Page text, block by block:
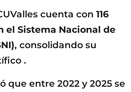
cuenta con 116
el Sistema Nacional de
, consolidando su
.
que entre 2022 y 2025 se